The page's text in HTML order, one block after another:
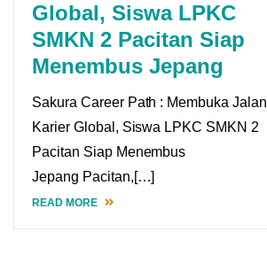
Global, Siswa LPKC
SMKN 2 Pacitan Siap
Menembus Jepang
Sakura Career Path : Membuka Jalan
Karier Global, Siswa LPKC SMKN 2
Pacitan Siap Menembus
Jepang Pacitan,[…]
READ MORE